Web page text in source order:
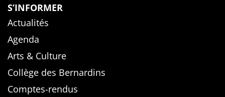
S’INFORMER
Actualités
Agenda
Arts & Culture
Collège des Bernardins
Comptes-rendus